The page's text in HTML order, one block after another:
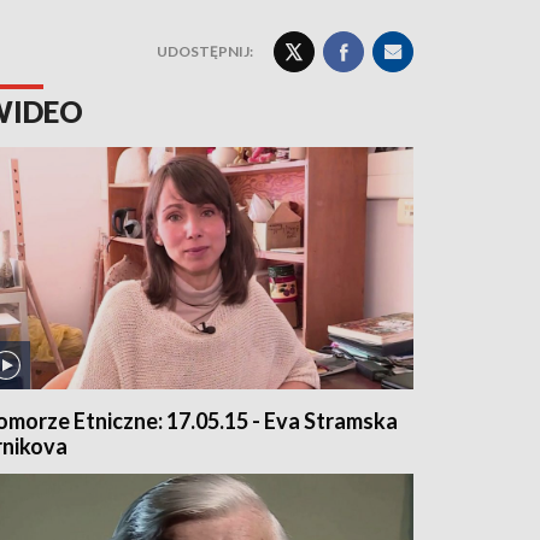
UDOSTĘPNIJ:
Etniczne: 17.05.15 - Eva Stramska